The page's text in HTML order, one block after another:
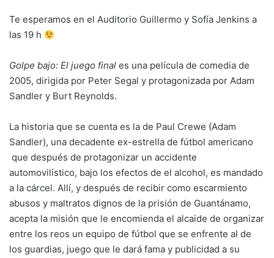
Te esperamos en el Auditorio Guillermo y Sofía Jenkins a
las 19 h
Golpe bajo: El juego final es una película de comedia de
2005, dirigida por Peter Segal y protagonizada por Adam
Sandler y Burt Reynolds.
La historia que se cuenta es la de Paul Crewe (Adam
Sandler), una decadente ex-estrella de fútbol americano
que después de protagonizar un accidente
automovilístico, bajo los efectos de el alcohol, es mandado
a la cárcel. Allí, y después de recibir como escarmiento
abusos y maltratos dignos de la prisión de Guantánamo,
acepta la misión que le encomienda el alcaide de organizar
entre los reos un equipo de fútbol que se enfrente al de
los guardias, juego que le dará fama y publicidad a su